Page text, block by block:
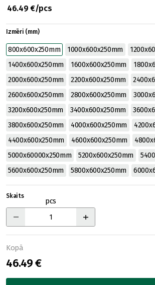
46.49 €/pcs
Izmēri (mm)
800x600x250mm 1000x600x250mm
1400x600x250mm
1600x600x250mm
2000x600x250mm
2200x600x250mm
2600x600x250mm
2800x600x250mm
3200x600x250mm
3400x600x250mm
3800x600x250mm
4000x600x250mm
4400x600x250mm
4600x600x250mm
5000x60000x250mm
5200x600x250mm
5600x600x250mm
5800x600x250mm
Skaits
pcs
Kopā
46.49 €